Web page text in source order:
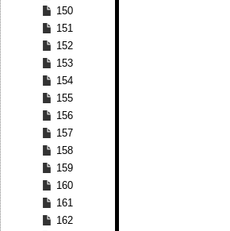
150
151
152
153
154
155
156
157
158
159
160
161
162